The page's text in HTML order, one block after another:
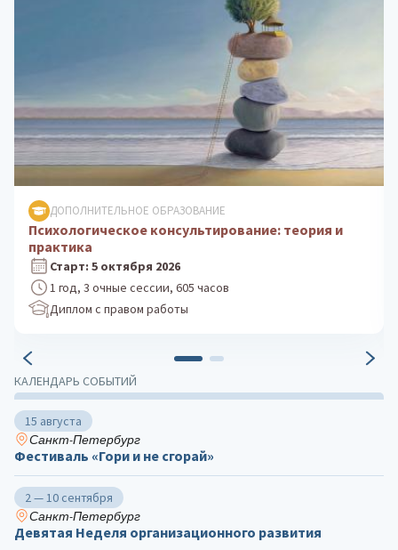
КАЛЕНДАРЬ СОБЫТИЙ
15 августа
Санкт-Петербург
Фестиваль «Гори и не сгорай»
2 — 10 сентября
Санкт-Петербург
Девятая Неделя организационного развития
ДОПОЛНИТЕЛЬНОЕ ОБРАЗОВАНИЕ
Клиническая психология: практика
психологического консультирования
Старт: 24 августа 2026
1 год, 3 очные сессии, 605 часов
Диплом с правом работы